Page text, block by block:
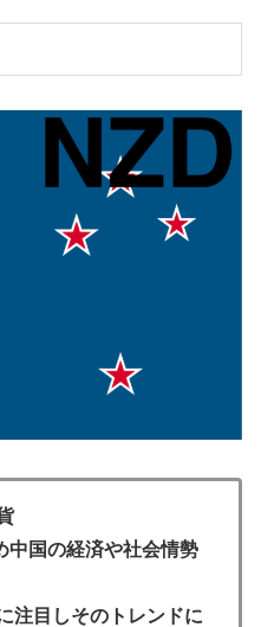
中国の経済や社会情勢
注目しそのトレンドに